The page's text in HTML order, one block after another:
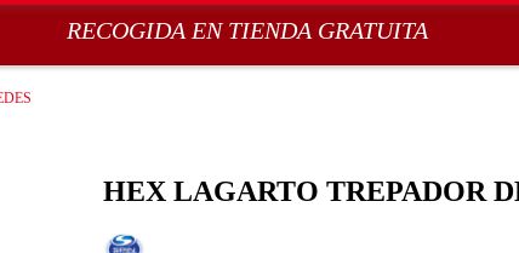
RECOGIDA EN TIENDA GRATUITA
HEX LAGARTO TREPADOR